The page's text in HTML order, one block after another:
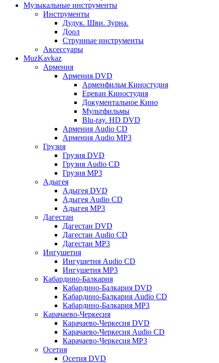
Музыкальные инструменты
Инструменты
Дудук. Шви. Зурна.
Доол
Струнные инструменты
Аксессуары
MuzKavkaz
Армения
Армения DVD
Арменфильм Киностудия
Ереван Киностудия
Документальное Кино
Мультфильмы
Blu-ray. HD DVD
Армения Audio CD
Армения Audio MP3
Грузия
Грузия DVD
Грузия Audio CD
Грузия MP3
Адыгея
Адыгея DVD
Адыгея Audio CD
Адыгея MP3
Дагестан
Дагестан DVD
Дагестан Audio CD
Дагестан MP3
Ингушетия
Ингушетия Audio CD
Ингушетия MP3
Кабардино-Балкария
Кабардино-Балкария DVD
Кабардино-Балкария Audio CD
Кабардино-Балкария MP3
Карачаево-Черкесия
Карачаево-Черкесия DVD
Карачаево-Черкесия Audio CD
Карачаево-Черкесия MP3
Осетия
Осетия DVD